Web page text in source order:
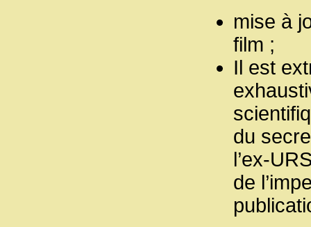
mise à
film ;
Il est
du
l’ex-
de